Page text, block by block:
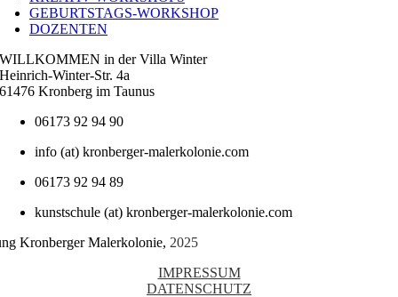
GEBURTSTAGS-WORKSHOP
DOZENTEN
WILLKOMMEN in der Villa Winter
Heinrich-Winter-Str. 4a
61476 Kronberg im Taunus
06173 92 94 90
info (at) kronberger-malerkolonie.com
06173 92 94 89
kunstschule (at) kronberger-malerkolonie.com
Kronberger Malerkolonie, 2025
IMPRESSUM
DATENSCHUTZ